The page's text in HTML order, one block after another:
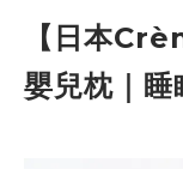
【日本
嬰兒枕｜睡